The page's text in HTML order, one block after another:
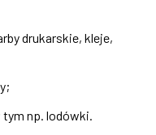
drukarskie, kleje,
np. lodówki.